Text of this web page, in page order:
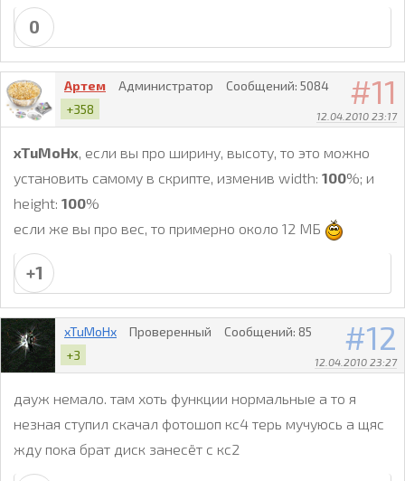
0
11
12.04.2010 23:17
Артем Администратор Сообщений: 5084
+358
xTuMoHx , если вы про ширину, высоту, то это можно
установить самому в скрипте, изменив width: 100%; и
height: 100%
если же вы про вес, то примерно около 12 МБ
+1
12
12.04.2010 23:27
xTuMoHx Проверенный Сообщений: 85
+3
дауж немало. там хоть функции нормальные а то я
незная ступил скачал фотошоп кс4 терь мучуюсь а щяс
жду пока брат диск занесёт с кс2